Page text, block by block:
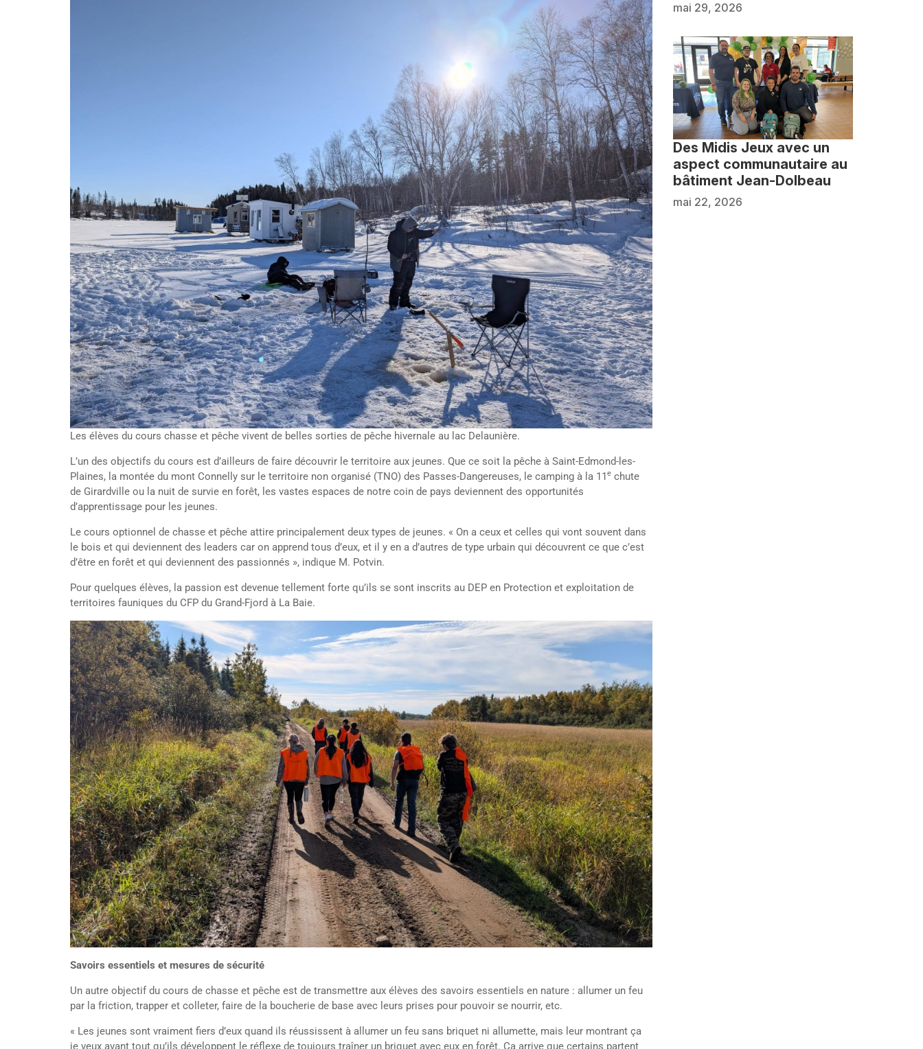
Les élèves du cours chasse et pêche vivent de belles sorties de pêche hivernale au lac Delaunière.
L’un des objectifs du cours est d’ailleurs de faire découvrir le territoire aux jeunes. Que ce soit la pêche à Saint-Edmond-les-
Plaines, la montée du mont Connelly sur le territoire non organisé (TNO) des Passes-Dangereuses, le camping à la 11e chute
de Girardville ou la nuit de survie en forêt, les vastes espaces de notre coin de pays deviennent des opportunités
d’apprentissage pour les jeunes.
Le cours optionnel de chasse et pêche attire principalement deux types de jeunes. « On a ceux et celles qui vont souvent dans
le bois et qui deviennent des leaders car on apprend tous d’eux, et il y en a d’autres de type urbain qui découvrent ce que c’est
d’être en forêt et qui deviennent des passionnés », indique M. Potvin.
Pour quelques élèves, la passion est devenue tellement forte qu’ils se sont inscrits au DEP en Protection et exploitation de
territoires fauniques du CFP du Grand-Fjord à La Baie.
Savoirs essentiels et mesures de sécurité
Un autre objectif du cours de chasse et pêche est de transmettre aux élèves des savoirs essentiels en nature : allumer un feu
par la friction, trapper et colleter, faire de la boucherie de base avec leurs prises pour pouvoir se nourrir, etc.
« Les jeunes sont vraiment fiers d’eux quand ils réussissent à allumer un feu sans briquet ni allumette, mais leur montrant ça
je veux avant tout qu’ils développent le réflexe de toujours traîner un briquet avec eux en forêt. Ça arrive que certains partent
mai 29, 2026
Des Midis Jeux avec un
aspect communautaire au
bâtiment Jean-Dolbeau
mai 22, 2026